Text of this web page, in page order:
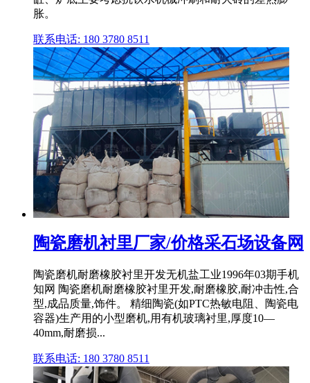
胀。
联系电话: 180 3780 8511
陶瓷磨机衬里厂家/价格采石场设备网
陶瓷磨机耐磨橡胶衬里开发无机盐工业1996年03期手机
知网 陶瓷磨机耐磨橡胶衬里开发,耐磨橡胶,耐冲击性,合
型,成品质量,饰件。 精细陶瓷(如PTC热敏电阻、陶瓷电
容器)生产用的小型磨机,用有机玻璃衬里,厚度10—
40mm,耐磨损...
联系电话: 180 3780 8511